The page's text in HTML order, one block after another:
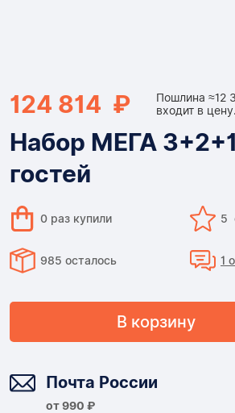
124 814 ₽
Пошлина ≈12
входит в цену.
Набор МЕГА
гостей
0 раз купили 5
985 осталось 1
В корзину
Почта России
от 990 ₽